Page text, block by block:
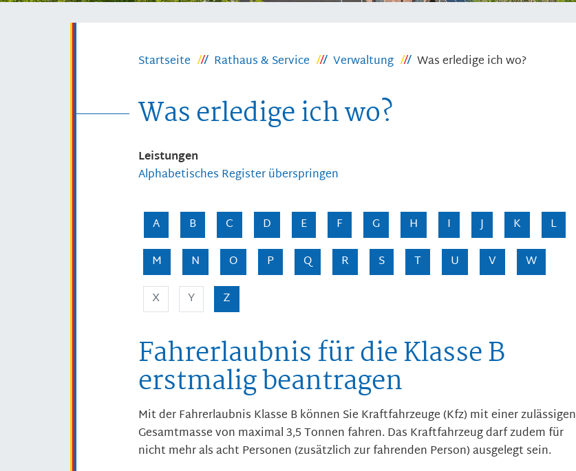
Startseite Rathaus & Service Verwaltung Was erledige ich wo?
Was erledige ich wo?
Leistungen
Alphabetisches Register überspringen
A B C D E F G H I J K
L
M
N O P Q R S T U V
W
X
Y Z
Fahrerlaubnis für die Klasse B
erstmalig beantragen
Mit der Fahrerlaubnis Klasse B können Sie Kraftfahrzeuge (Kfz) mit einer zulässigen
Gesamtmasse von maximal 3,5 Tonnen fahren. Das Kraftfahrzeug darf zudem für
nicht mehr als acht Personen (zusätzlich zur fahrenden Person) ausgelegt sein.